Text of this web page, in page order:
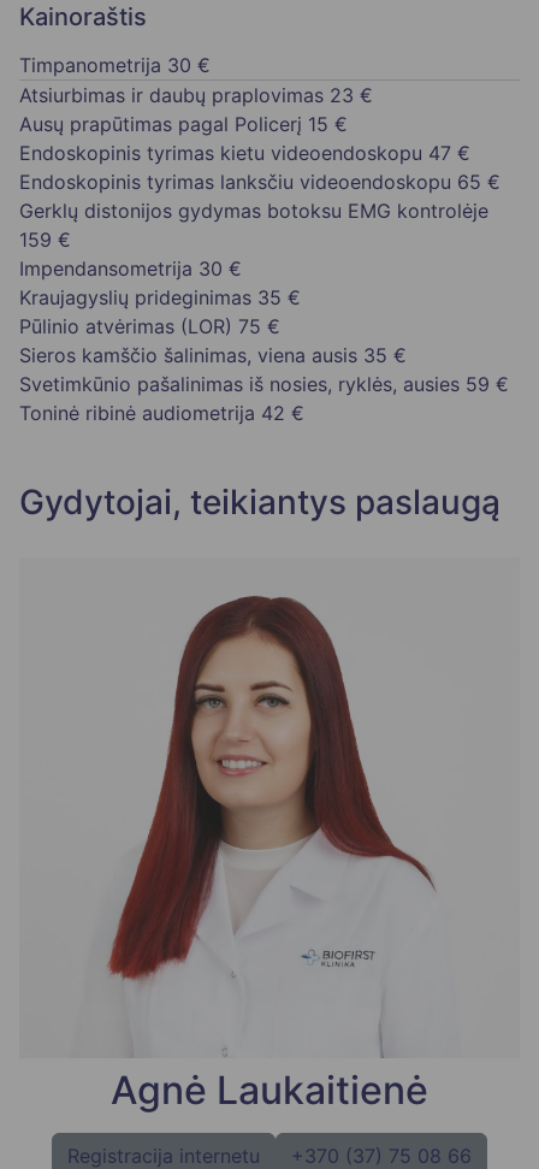
Kainoraštis
Timpanometrija 30 €
Atsiurbimas ir daubų praplovimas 23 €
Ausų prapūtimas pagal Policerį 15 €
Endoskopinis tyrimas kietu videoendoskopu 47 €
Endoskopinis tyrimas lanksčiu videoendoskopu 65 €
Gerklų distonijos gydymas botoksu EMG kontrolėje
159 €
Impendansometrija 30 €
Kraujagyslių prideginimas 35 €
Pūlinio atvėrimas (LOR) 75 €
Sieros kamščio šalinimas, viena ausis 35 €
Svetimkūnio pašalinimas iš nosies, ryklės, ausies 59 €
Toninė ribinė audiometrija 42 €
Gydytojai, teikiantys paslaugą
Agnė Laukaitienė
Registracija internetu
+370 (37) 75 08 66